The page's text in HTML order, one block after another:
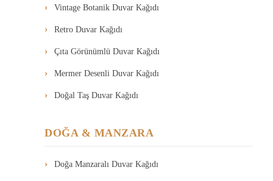
Vintage Botanik Duvar Kağıdı
Retro Duvar Kağıdı
Çıta Görünümlü Duvar Kağıdı
Mermer Desenli Duvar Kağıdı
Doğal Taş Duvar Kağıdı
DOĞA & MANZARA
Doğa Manzaralı Duvar Kağıdı